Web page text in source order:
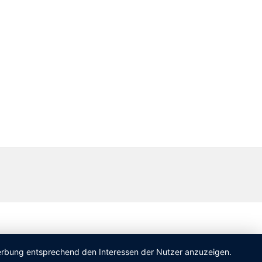
entsprechend den Interessen der Nutzer anzuzeigen.